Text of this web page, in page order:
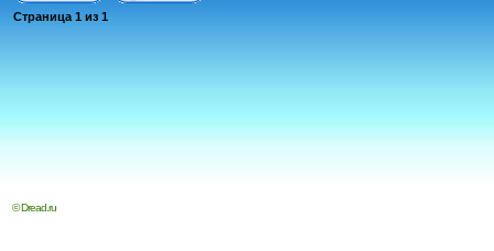
Страница 1 из 1
© Dread.ru